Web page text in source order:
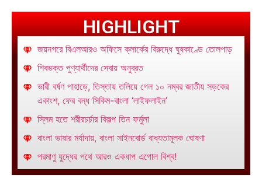
HIGHLIGHT
জয়নগরে বিএলআরও অফিসে ক্লার্কের বিরুদ্ধে ঘুষকাণ্ডে তোলপাড়
শিবভক্ত পুণ্যার্থীদের সেবায় অনুব্রত
ভারী বর্ষণ পাহাড়ে, তিস্তায় তলিয়ে গেল ১০ নম্বর জাতীয় সড়কের
একাংশ, ফের বন্ধ সিকিম-বাংলা ‘লাইফলাইন’
স্লিম হতে শরীরচর্চার বিকল্প তিন ফর্মুলা
বাংলা ভাষার মর্যাদায়, বাংলা সাইনবোর্ড বাধ্যতামূলক ঘোষণা
পরমাণু যুদ্ধের পথে আরও একধাপ এগোল বিশ্ব!